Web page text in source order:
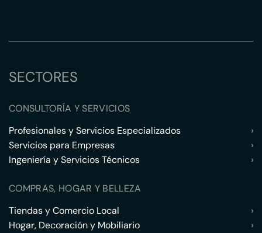
SECTORES
CONSULTORÍA Y SERVICIOS
Profesionales y Servicios Especializados
›
Servicios para Empresas
›
Ingeniería y Servicios Técnicos
›
COMPRAS, HOGAR Y BELLEZA
Tiendas y Comercio Local
›
Hogar, Decoración y Mobiliario
›